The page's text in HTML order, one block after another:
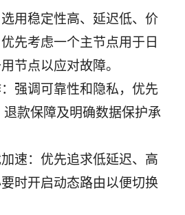
用稳定性高、延迟低、价
先考虑一个主节点用于日
节点以应对故障。
强调可靠性和隐私，优先
款保障及明确数据保护承
速：优先追求低延迟、高
时开启动态路由以便切换